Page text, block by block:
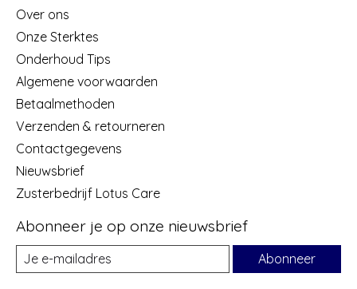
Over ons
Onze Sterktes
Onderhoud Tips
Algemene voorwaarden
Betaalmethoden
Verzenden & retourneren
Contactgegevens
Nieuwsbrief
Zusterbedrijf Lotus Care
Abonneer je op onze nieuwsbrief
Abonneer